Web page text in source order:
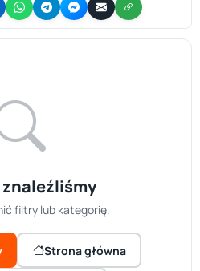
filtry lub kategorię.
Strona główna